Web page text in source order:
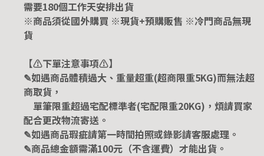
需要180個工作天安排出貨
※商品須從國外購買 ※現貨+預購販售 ※冷門商品無現
貨
【⚠️下單注意事項⚠️】
✎如遇商品體積過大、重量超重(超商限重5KG)而無法超
商取貨，
單筆限重超過宅配標準者(宅配限重20KG)，煩請買家
配合更改物流寄送。
✎如遇商品瑕疵請第一時間拍照或錄影請客服處理。
✎商品總金額需滿100元（不含運費）才能出貨。